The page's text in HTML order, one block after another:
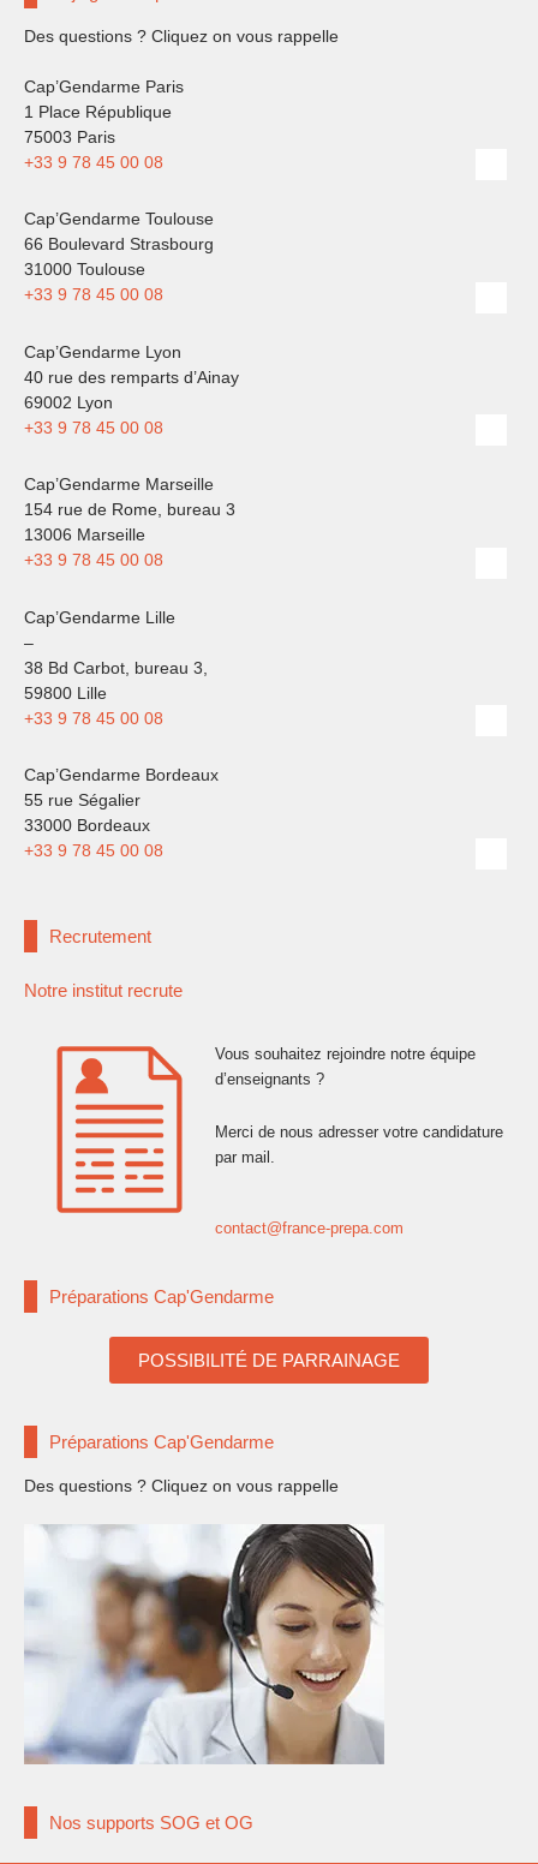
Des questions ? Cliquez on vous rappelle
Cap’Gendarme Paris
1 Place République
75003 Paris
+33 9 78 45 00 08
Cap’Gendarme Toulouse
66 Boulevard Strasbourg
31000 Toulouse
+33 9 78 45 00 08
Cap’Gendarme Lyon
40 rue des remparts d’Ainay
69002 Lyon
+33 9 78 45 00 08
Cap’Gendarme Marseille
154 rue de Rome, bureau 3
13006 Marseille
+33 9 78 45 00 08
Cap’Gendarme Lille
–
38 Bd Carbot, bureau 3,
59800 Lille
+33 9 78 45 00 08
Cap’Gendarme Bordeaux
55 rue Ségalier
33000 Bordeaux
+33 9 78 45 00 08
Recrutement
Notre institut recrute
Vous souhaitez rejoindre notre équipe
d’enseignants ?
Merci de nous adresser votre candidature
par mail.
contact@france-prepa.com
Préparations Cap'Gendarme
POSSIBILITÉ DE PARRAINAGE
Préparations Cap'Gendarme
Des questions ? Cliquez on vous rappelle
Nos supports SOG et OG